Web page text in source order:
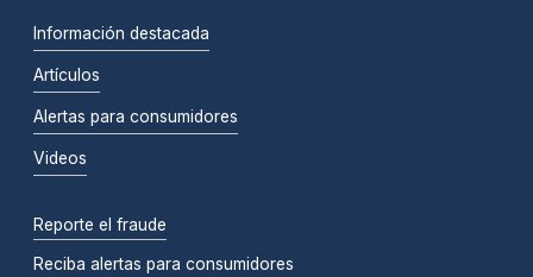
Información destacada
Artículos
Alertas para consumidores
Videos
Reporte el fraude
Reciba alertas para consumidores